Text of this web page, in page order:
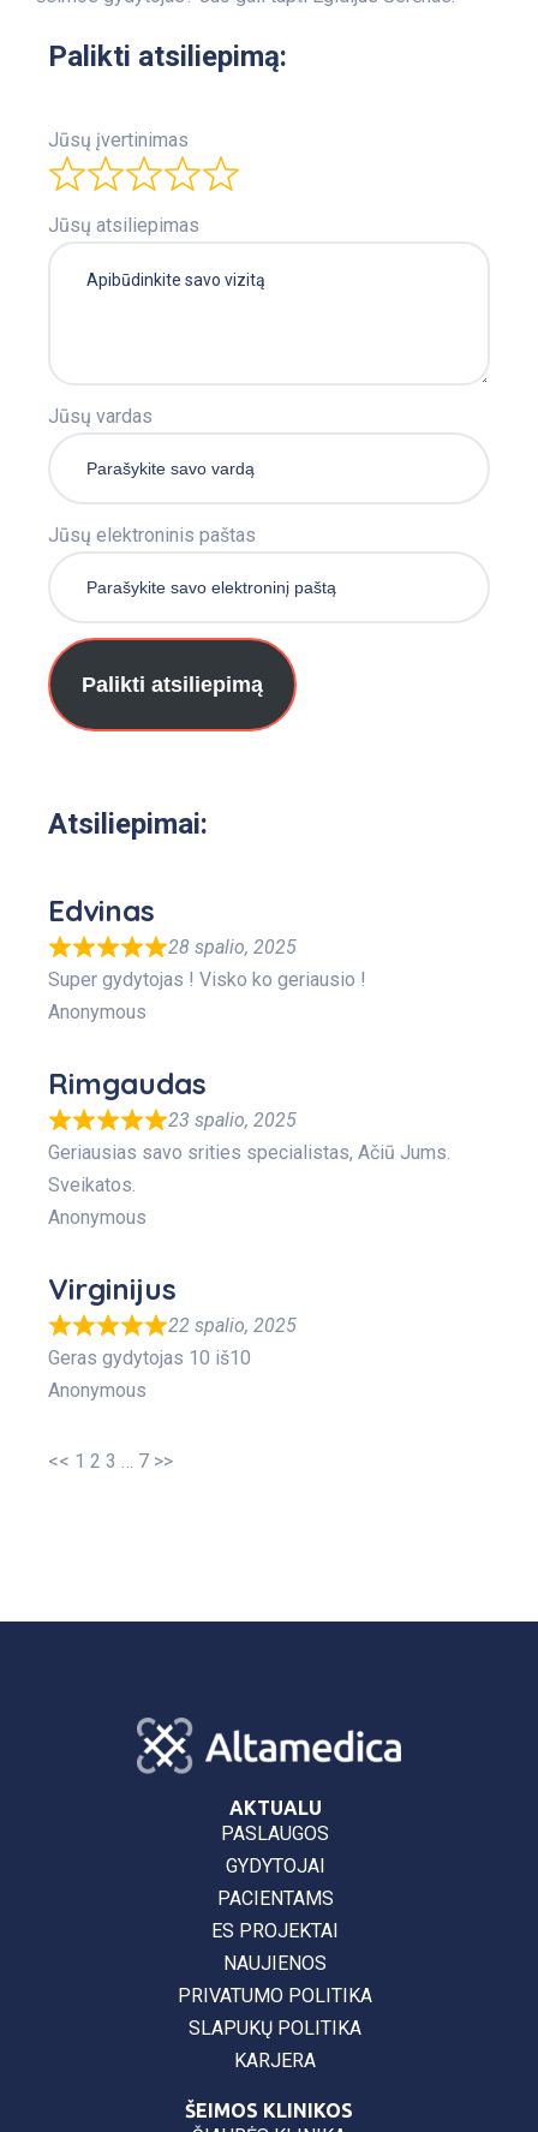
Palikti atsiliepimą:
Jūsų įvertinimas
Jūsų atsiliepimas
Jūsų vardas
Jūsų elektroninis paštas
Palikti atsiliepimą
Atsiliepimai:
Edvinas
28 spalio, 2025
Super gydytojas ! Visko ko geriausio !
Anonymous
Rimgaudas
23 spalio, 2025
Geriausias savo srities specialistas, Ačiū Jums.
Sveikatos.
Anonymous
Virginijus
22 spalio, 2025
Geras gydytojas 10 iš10
Anonymous
<< 1 2 3 … 7 >>
AKTUALU
PASLAUGOS
GYDYTOJAI
PACIENTAMS
ES PROJEKTAI
NAUJIENOS
PRIVATUMO POLITIKA
SLAPUKŲ POLITIKA
KARJERA
ŠEIMOS KLINIKOS